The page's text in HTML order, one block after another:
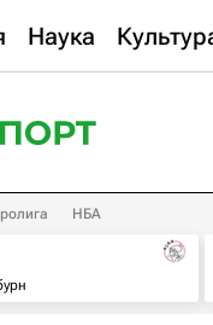
Наука
НБА